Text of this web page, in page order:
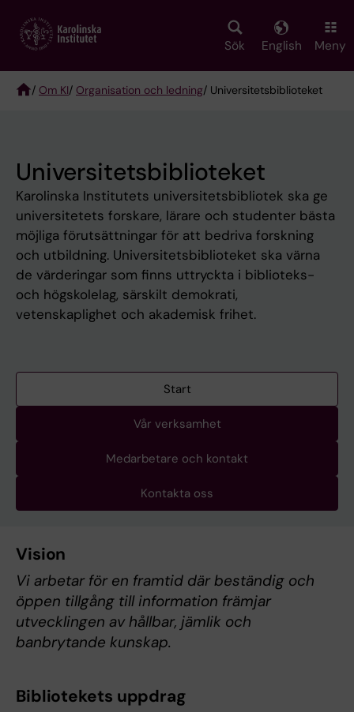
main
Sök English Meny
/ Om KI/ Organisation och ledning/ Universitetsbiblioteket
Universitetsbiblioteket
Karolinska Institutets universitetsbibliotek ska ge
universitetets forskare, lärare och studenter bästa
möjliga förutsättningar för att bedriva forskning
och utbildning. Universitetsbiblioteket ska värna
de värderingar som finns uttryckta i biblioteks-
och högskolelag, särskilt demokrati,
vetenskaplighet och akademisk frihet.
Start
Vår verksamhet
Medarbetare och kontakt
Kontakta oss
Vision
Vi arbetar för en framtid där beständig och
öppen tillgång till information främjar
utvecklingen av hållbar, jämlik och
banbrytande kunskap.
Bibliotekets uppdrag